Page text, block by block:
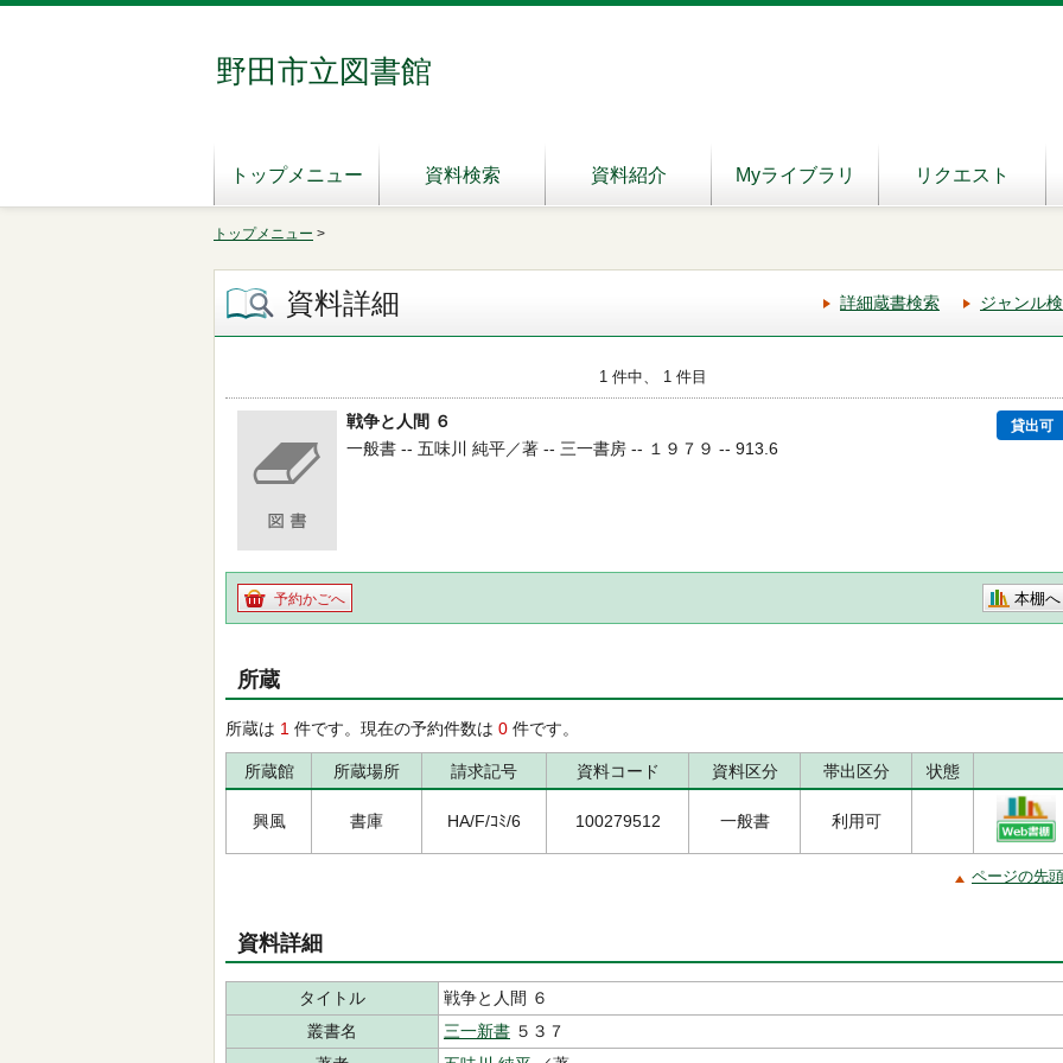
野田市立図書館
トップメニュー 資料検索 資料紹介 Myライブラリ リクエスト
トップメニュー >
資料詳細 詳細蔵書検索 ジャンル
1 件中、 1 件目
戦争と人間 ６ 貸出可
一般書 -- 五味川 純平／著 -- 三一書房 -- １９７９ -- 913.6
予約かごへ 本棚へ
所蔵
所蔵は 1 件です。現在の予約件数は 0 件です。
所蔵館 所蔵場所 請求記号 資料コード 資料区分 帯出区分 状態
興風 書庫 HA/F/ｺﾐ/6 100279512 一般書 利用可
ページの先
資料詳細
タイトル
戦争と人間 ６
叢書名
三一新書 ５３７